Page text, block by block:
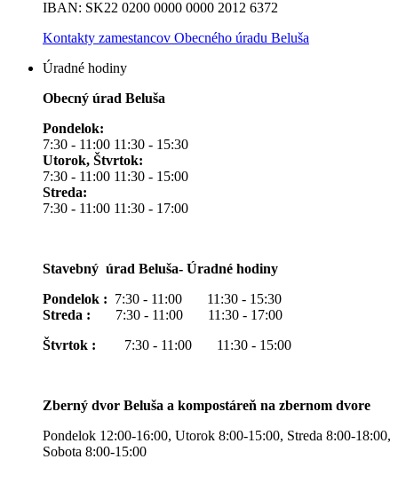
IBAN: SK22 0200 0000 0000 2012 6372
Kontakty zamestancov Obecného úradu Beluša
Úradné hodiny
Obecný úrad Beluša
Pondelok:
7:30 - 11:00 11:30 - 15:30
Utorok, Štvrtok:
7:30 - 11:00 11:30 - 15:00
Streda:
7:30 - 11:00 11:30 - 17:00
Stavebný úrad Beluša- Úradné hodiny
Pondelok : 7:30 - 11:00 11:30 - 15:30
Streda : 7:30 - 11:00 11:30 - 17:00
Štvrtok : 7:30 - 11:00 11:30 - 15:00
Zberný dvor Beluša a kompostáreň na zbernom dvore
Pondelok 12:00-16:00, Utorok 8:00-15:00, Streda 8:00-18:00,
Sobota 8:00-15:00